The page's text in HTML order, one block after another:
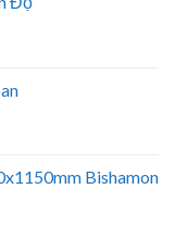
Bishamon